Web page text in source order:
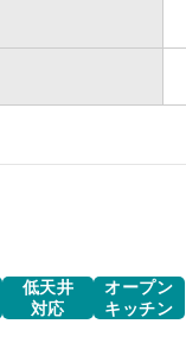
低天井
対応
オープン
キッチン